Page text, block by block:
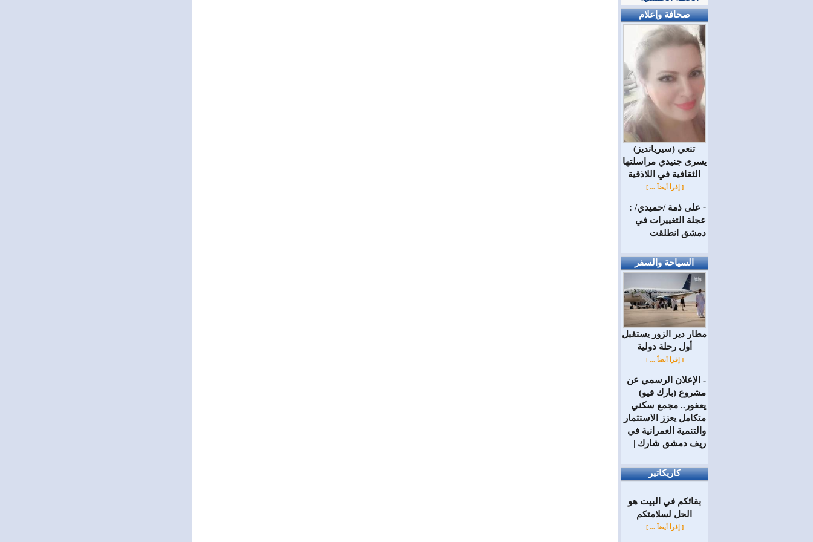
صحافة وإعلام
(سيريانديز) تنعي
يسرى جنيدي مراسلتها
الثقافية في اللاذقية
[ إقرأ أيضاً ... ]
= على ذمة /حميدي/ :
عجلة التغييرات في
دمشق انطلقت
السياحة والسفر
مطار دير الزور يستقبل
أول رحلة دولية
[ إقرأ أيضاً ... ]
=
الإعلان الرسمي عن
مشروع (بارك فيو)
يعفور.. مجمع سكني
متكامل يعزز الاستثمار
والتنمية العمرانية في
ريف دمشق شارك |
كاريكاتير
بقائكم في البيت هو
الحل لسلامتكم
[ إقرأ أيضاً ... ]